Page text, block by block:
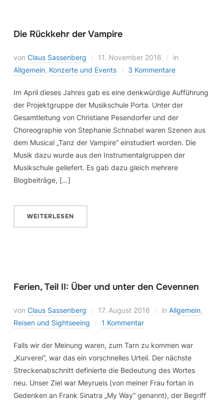
Die Rückkehr der Vampire
von Claus Sassenberg 11. November 2016
in
Allgemein, Konzerte und Events 3 Kommentare
Im April dieses Jahres gab es eine denkwürdige Aufführung
der Projektgruppe der Musikschule Porta. Unter der
Gesamtleitung von Christiane Pesendorfer und der
Choreographie von Stephanie Schnabel waren Szenen aus
dem Musical „Tanz der Vampire“ einstudiert worden. Die
Musik dazu wurde aus den Instrumentalgruppen der
Musikschule geliefert. Es gab dazu gleich mehrere
Blogbeiträge, […]
WEITERLESEN
Ferien, Teil II: Über und unter den Cevennen
von Claus Sassenberg 17. August 2016 in Allgemein,
Reisen und Sightseeing
1 Kommentar
Falls wir der Meinung waren, zum Tarn zu kommen war
„Kurverei“, war das ein vorschnelles Urteil. Der nächste
Streckenabschnitt definierte die Bedeutung des Wortes
neu. Unser Ziel war Meyrueis (von meiner Frau fortan in
Gedenken an Frank Sinatra „My Way“ genannt), der Begriff